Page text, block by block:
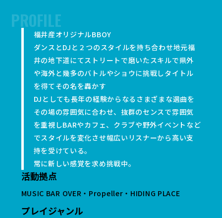
福井産オリジナルBBOY
ダンスとDJと２つのスタイルを持ち合わせ地元福
井の地下道にてストリートで磨いたスキルで県外
や海外と幾多のバトルやショウに挑戦しタイトル
を得てその名を轟かす
DJとしても長年の経験からなるさまざまな選曲を
その場の雰囲気に合わせ、抜群のセンスで雰囲気
を重視しBARやカフェ、クラブや野外イベントなど
でスタイルを変化させ幅広いリスナーから高い支
持を受けている。
常に新しい感覚を求め挑戦中。
活動拠点
MUSIC BAR OVER・Propeller・HIDING PLACE
プレイジャンル